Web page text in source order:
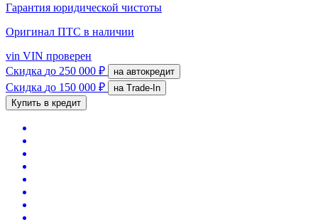
Гарантия юридической чистоты
Оригинал ПТС в наличии
vin VIN проверен
Скидка до 250 000 ₽ на автокредит
Скидка до 150 000 ₽
на Trade-In
Купить в кредит